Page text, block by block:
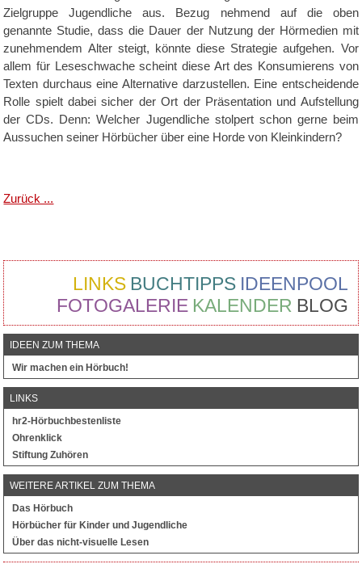
Zielgruppe Jugendliche aus. Bezug nehmend auf die oben
genannte Studie, dass die Dauer der Nutzung der Hörmedien mit
zunehmendem Alter steigt, könnte diese Strategie aufgehen. Vor
allem für Leseschwache scheint diese Art des Konsumierens von
Texten durchaus eine Alternative darzustellen. Eine entscheidende
Rolle spielt dabei sicher der Ort der Präsentation und Aufstellung
der CDs. Denn: Welcher Jugendliche stolpert schon gerne beim
Aussuchen seiner Hörbücher über eine Horde von Kleinkindern?
Zurück ...
IDEENPOOL
BUCHTIPPS
LINKS
BLOG
KALENDER
FOTOGALERIE
IDEEN ZUM THEMA
Wir machen ein Hörbuch!
LINKS
hr2-Hörbuchbestenliste
Ohrenklick
Stiftung Zuhören
WEITERE ARTIKEL ZUM THEMA
Das Hörbuch
Hörbücher für Kinder und Jugendliche
Über das nicht-visuelle Lesen